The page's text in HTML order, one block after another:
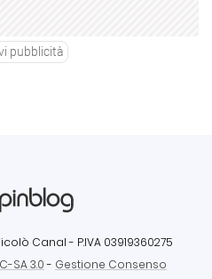
pubblicità
Canal - P.IVA 03919360275
SA 3.0- Gestione Consenso